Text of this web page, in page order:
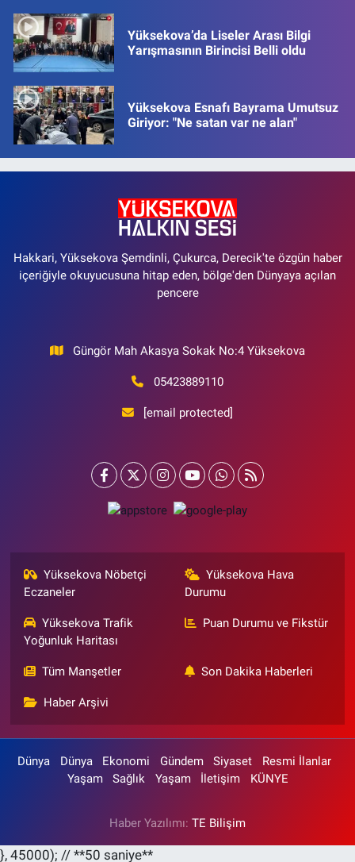
Yüksekova’da Liseler Arası Bilgi
Yarışmasının Birincisi Belli oldu
Yüksekova Esnafı Bayrama Umutsuz
Giriyor: "Ne satan var ne alan"
Hakkari, Yüksekova Şemdinli, Çukurca, Derecik'te özgün haber
içeriğiyle okuyucusuna hitap eden, bölge'den Dünyaya açılan
pencere
Güngör Mah Akasya Sokak No:4 Yüksekova
05423889110
[email protected]
Yüksekova Nöbetçi
Eczaneler
Yüksekova Hava
Durumu
Yüksekova Trafik
Yoğunluk Haritası
Puan Durumu ve Fikstür
Tüm Manşetler Son Dakika Haberleri
Haber Arşivi
Dünya Dünya Ekonomi Gündem Siyaset
Resmi İlanlar
Yaşam
Sağlık Yaşam İletişim KÜNYE
Haber Yazılımı: TE Bilişim
}, 45000); // **50 saniye**